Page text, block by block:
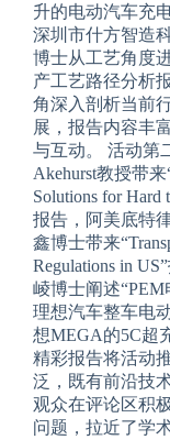
升的电动汽车充
深圳市什方智造
博士从工艺角度
产工艺路径分析
角深入剖析当前
展，报告内容丰
与互动。 活动第
Akehurst教授带来
Solutions for Hard
报告，阿美底特
鑫博士带来
Regulations in
崚博士阐述“PEM
理想汽车整车电
想MEGA的5C超
精彩报告将活动
泛，既有前沿技
观众在评论区积
问题，拉近了学